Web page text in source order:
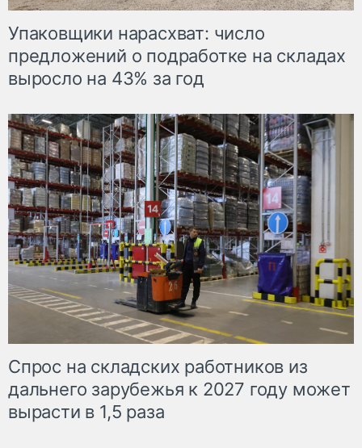
Упаковщики нарасхват: число
предложений о подработке на складах
выросло на 43% за год
Спрос на складских работников из
дальнего зарубежья к 2027 году может
вырасти в 1,5 раза